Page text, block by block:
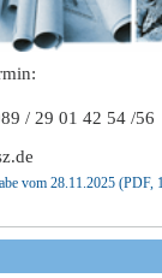
/ 29 01 42 54 /56
vom 28.11.2025 (PDF,